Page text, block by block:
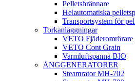
Pelletsbrännare
Helautomatiska
Transportsystem för
Torkanläggningar
VETO Fjäderomrörare
VETO Cont Grain
Varmluftspanna BIO
ÅNGGENERATORER
Steamrator MH-702